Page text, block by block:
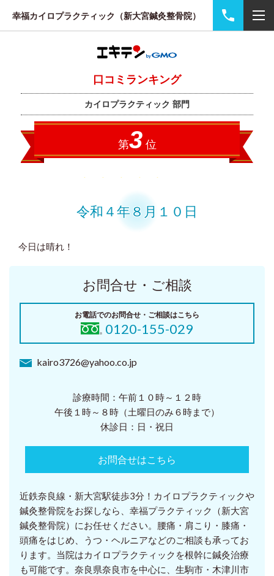
幸福カイロプラクティック（新大宮鍼灸整骨院）
令和４年８月１０日
今日は晴れ！
お問合せ・ご相談
お電話でのお問合せ・ご相談はこちら
0120-155-029
kairo3726@yahoo.co.jp
診療時間：午前１０時～１２時
午後１時～８時（土曜日のみ６時まで）
休診日：日・祝日
お問合せはこちら
近鉄奈良線・新大宮駅徒歩3分！カイロプラクティックや
鍼灸整骨院をお探しなら、幸福プラクティック（新大宮
鍼灸整骨院）にお任せください。腰痛・肩こり・膝痛・
頭痛をはじめ、うつ・ヘルニアなどのご相談も承ってお
ります。当院はカイロプラクティックを根幹に鍼灸治療
も可能です。奈良県奈良市を中心に、生駒市・木津川市